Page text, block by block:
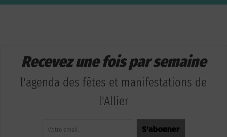
Recevez une fois par semaine
l'agenda des fêtes et manifestations de
l'Allier